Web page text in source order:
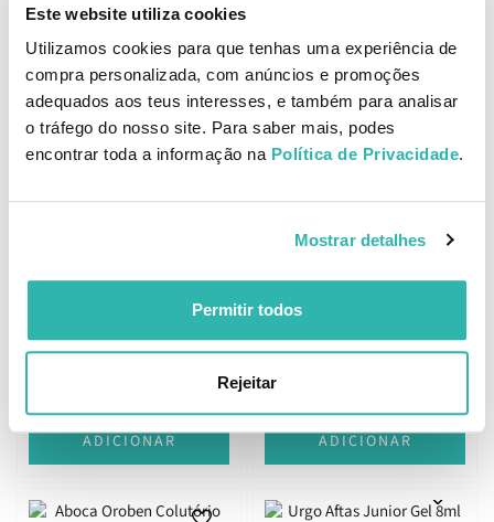
Este website utiliza cookies
Utilizamos cookies para que tenhas uma experiência de
compra personalizada, com anúncios e promoções
adequados aos teus interesses, e também para analisar
o tráfego do nosso site. Para saber mais, podes
encontrar toda a informação na Política de Privacidade.
Mostrar detalhes
Permitir todos
Rejeitar
ADICIONAR ADICIONAR
ISDIN Bexident Aftas Spray
15ml
ADICIONAR
URGO Aftas e Lesões
€12.
ADICIONAR